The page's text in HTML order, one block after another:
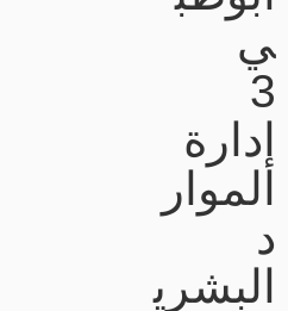
ي
3
إدارة
الموار
د
البشري